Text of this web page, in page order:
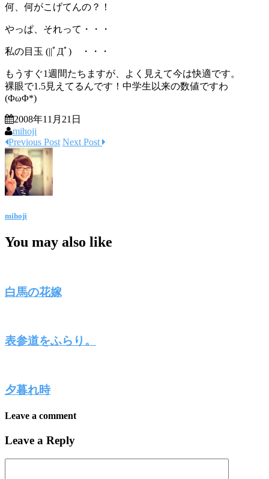
何、何がこげてんの？！
やっぱ、それって・・・
私の目玉 (||ﾟДﾟ) ・・・
もうすぐ1週間たちますが、よく見えて今は快適です。
裸眼で1.5見えてるんです！中学生以来の数値ですわ
(ΦωΦ*)
2008年11月21日
mihoji
Previous Post Next Post
mihoji
You may also like
白馬の花嫁
表参道をふらり。
夕暮れ時
Leave a comment
Leave a Reply